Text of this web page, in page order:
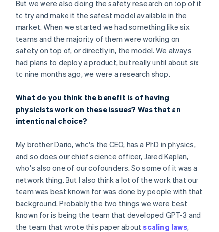
But we were also doing the safety research on top of it
to try and make it the safest model available in the
market. When we started we had something like six
teams and the majority of them were working on
safety on top of, or directly in, the model. We always
had plans to deploy a product, but really until about six
to nine months ago, we were a research shop.
What do you think the benefit is of having
physicists work on these issues? Was that an
intentional choice?
My brother Dario, who's the CEO, has a PhD in physics,
and so does our chief science officer, Jared Kaplan,
who's also one of our cofounders. So some of it was a
network thing. But I also think a lot of the work that our
team was best known for was done by people with that
background. Probably the two things we were best
known for is being the team that developed GPT-3 and
the team that wrote this paper aboutscaling laws,